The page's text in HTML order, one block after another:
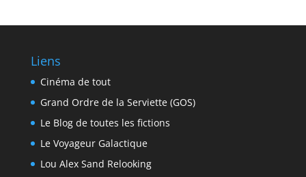
Liens
Cinéma de tout
Grand Ordre de la Serviette (GOS)
Le Blog de toutes les fictions
Le Voyageur Galactique
Lou Alex Sand Relooking